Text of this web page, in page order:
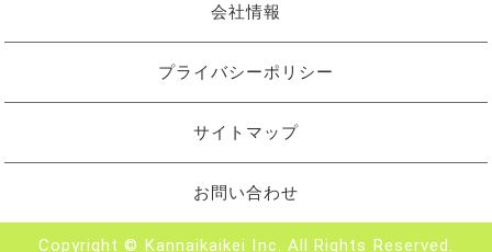
会社情報
プライバシーポリシー
サイトマップ
お問い合わせ
Copyright © Kannaikaikei Inc. All Rights Reserved.